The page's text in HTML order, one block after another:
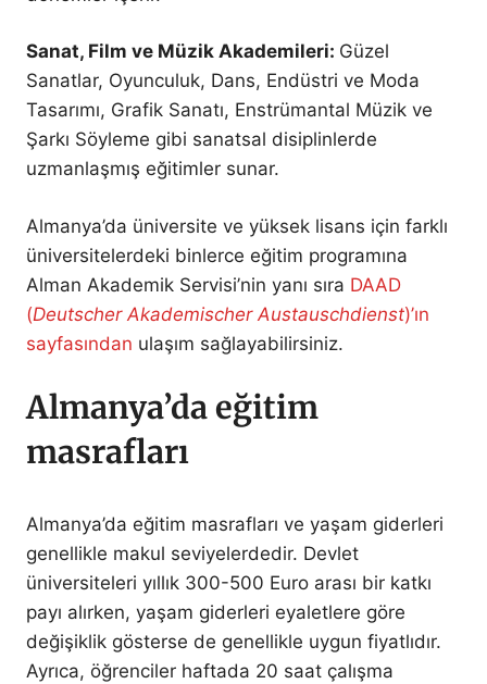
Sanat, Film ve Müzik Akademileri: Güzel
Sanatlar, Oyunculuk, Dans, Endüstri ve Moda
Tasarımı, Grafik Sanatı, Enstrümantal Müzik ve
Şarkı Söyleme gibi sanatsal disiplinlerde
uzmanlaşmış eğitimler sunar.
Almanya’da üniversite ve yüksek lisans için farklı
üniversitelerdeki binlerce eğitim programına
Alman Akademik Servisi’nin yanı sıra DAAD
(Deutscher Akademischer Austauschdienst)’ın
sayfasından ulaşım sağlayabilirsiniz.
Almanya’da eğitim
masrafları
Almanya’da eğitim masrafları ve yaşam giderleri
genellikle makul seviyelerdedir. Devlet
üniversiteleri yıllık 300-500 Euro arası bir katkı
payı alırken, yaşam giderleri eyaletlere göre
değişiklik gösterse de genellikle uygun fiyatlıdır.
Ayrıca, öğrenciler haftada 20 saat çalışma